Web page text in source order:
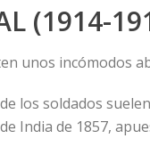
(1914-
unos incómodos
los soldados
India de 1857,